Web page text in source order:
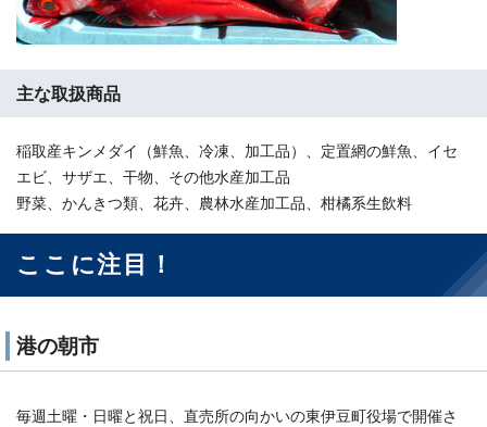
主な取扱商品
稲取産キンメダイ（鮮魚、冷凍、加工品）、定置網の鮮魚、イセ
エビ、サザエ、干物、その他水産加工品
野菜、かんきつ類、花卉、農林水産加工品、柑橘系生飲料
ここに注目！
港の朝市
毎週土曜・日曜と祝日、直売所の向かいの東伊豆町役場で開催さ